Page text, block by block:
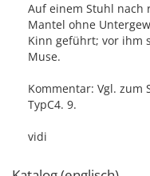
Auf einem Stuhl nach
Mantel ohne
Kinn geführt; vor ihm
Muse.
Kommentar: Vgl. zum
TypC4. 9.
vidi